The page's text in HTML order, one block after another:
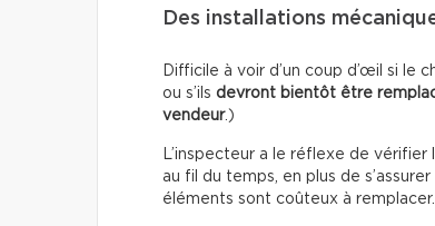
Des installations
Difficile à voir d’un coup d’œil si
ou s’ils devront bientôt être
vendeur.)
L’inspecteur a le réflexe de
au fil du temps, en plus de
éléments sont coûteux à remplacer.